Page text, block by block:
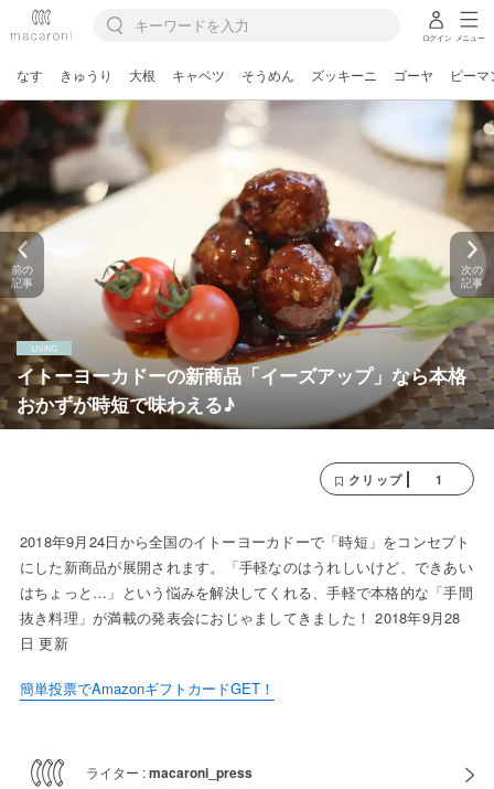
ログイン メニュー
なす きゅうり 大根 キャベツ そうめん ズッキーニ ゴーヤ ピーマ
イトーヨーカドーの新商品「イーズアップ」なら本格
おかずが時短で味わえる♪
前の
記事
次の
記事
クリップ 1
2018年9月24日から全国のイトーヨーカドーで「時短」をコンセプト
にした新商品が展開されます。「手軽なのはうれしいけど、できあい
はちょっと…」という悩みを解決してくれる、手軽で本格的な「手間
抜き料理」が満載の発表会におじゃましてきました！ 2018年9月28
日 更新
簡単投票でAmazonギフトカードGET！
ライター :macaroni_press